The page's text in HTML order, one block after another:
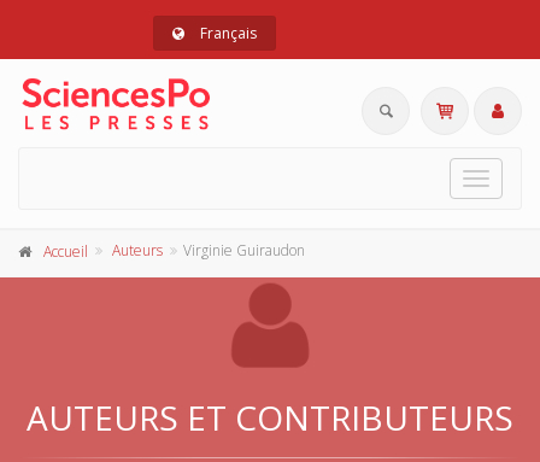
Français
Toggle
Accueil Auteurs Virginie Guiraudon
AUTEURS ET CONTRIBUTEURS